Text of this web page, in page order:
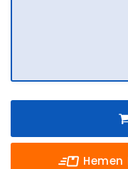
Hemen